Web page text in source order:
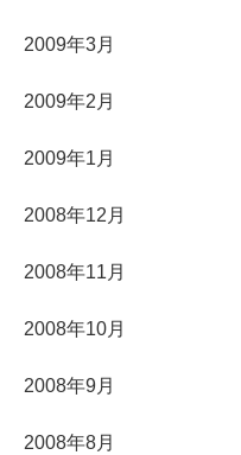
2009年3月
2009年2月
2009年1月
2008年12月
2008年11月
2008年10月
2008年9月
2008年8月